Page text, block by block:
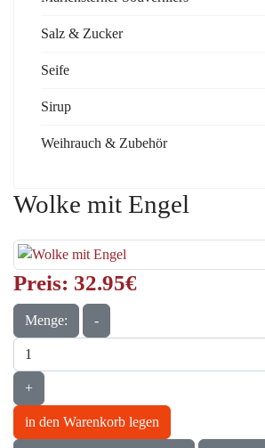
Salz & Zucker
Seife
Sirup
Weihrauch & Zubehör
Wolke mit Engel
Preis: 32.95‎€
Menge: -
+
in den Warenkorb legen